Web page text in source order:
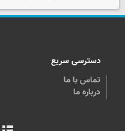
دسترسی سریع
تماس با ما
درباره ما